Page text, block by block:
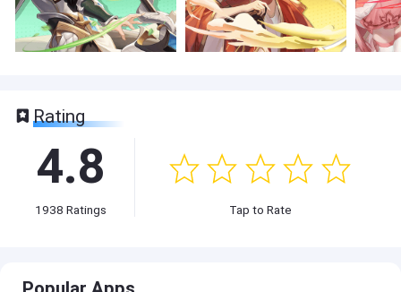
Rating
4.8
1938 Ratings Tap to Rate